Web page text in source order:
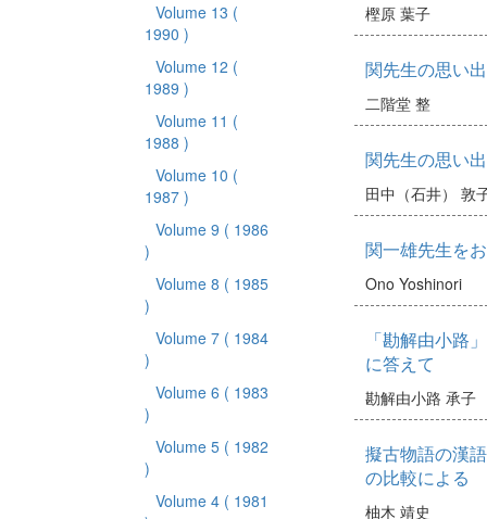
Volume 13 (
1990 )
Volume 12 (
1989 )
Volume 11 (
1988 )
Volume 10 (
1987 )
Volume 9 ( 1986
)
Volume 8 ( 1985
)
Volume 7 ( 1984
)
Volume 6 ( 1983
)
Volume 5 ( 1982
)
Volume 4 ( 1981
樫原 葉子
関先生の思い出
二階堂 整
関先生の思い出
田中（石井） 敦
関一雄先生を
Ono Yoshinori
「勘解由小路
に答えて
勘解由小路 承子
擬古物語の漢
の比較による
柚木 靖史